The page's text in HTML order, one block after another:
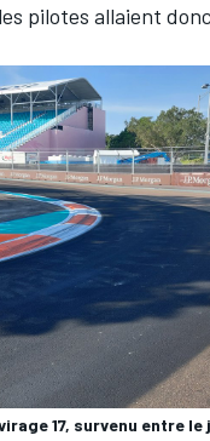
pilotes allaient
17, survenu entre le